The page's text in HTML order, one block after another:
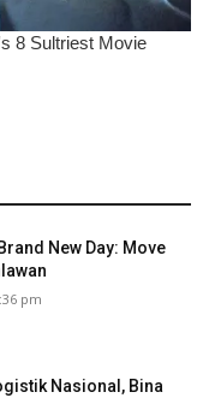
New Day: Move
pm
Nasional, Bina